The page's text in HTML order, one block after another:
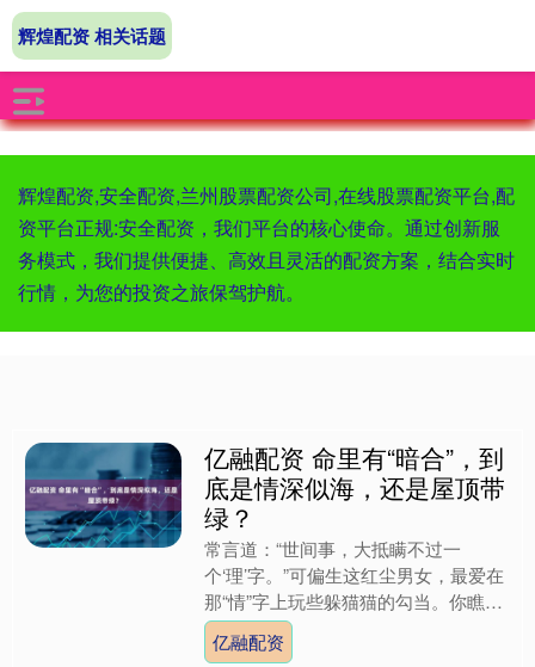
辉煌配资,安全配资,兰州股票配资公司,在线股票配资平台,配
资平台正规:安全配资，我们平台的核心使命。通过创新服
务模式，我们提供便捷、高效且灵活的配资方案，结合实时
行情，为您的投资之旅保驾护航。
辉煌配资 相关话题
亿融配资 命里有“暗合”，到
底是情深似海，还是屋顶带
绿？
常言道：“世间事，大抵瞒不过一
个‘理’字。”可偏生这红尘男女，最爱在
那“情”字上玩些躲猫猫的勾当。你瞧那
戏台上，崔莺莺与张生翻墙约会，那是
情投意合；可若放到了命....
亿融配资